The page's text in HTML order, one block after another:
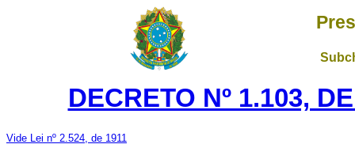
DECRETO Nº 1.103,
Vide Lei nº 2.524, de 1911